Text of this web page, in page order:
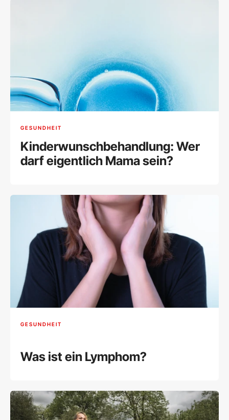
GESUNDHEIT
Kinderwunschbehandlung: Wer
darf eigentlich Mama sein?
GESUNDHEIT
Was ist ein Lymphom?